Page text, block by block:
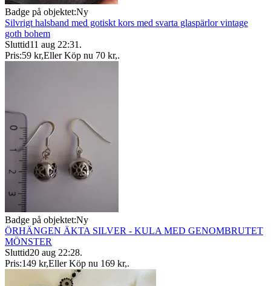
Badge på objektet:Ny
Silvrigt halsband med gotiskt kors med svarta glaspärlor vintage
goth bohem
Sluttid11 aug 22:31 .
Pris:59 kr,Eller Köp nu 70 kr,.
Badge på objektet:Ny
ÖRHÄNGEN ÄKTA SILVER - KULA MED GENOMBRUTET
MÖNSTER
Sluttid20 aug 22:28.
Pris:149 kr,Eller Köp nu 169 kr,.